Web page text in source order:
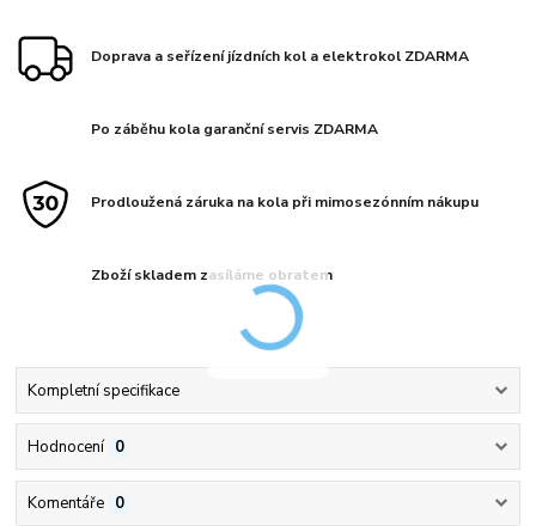
Doprava a seřízení jízdních kol a elektrokol ZDARMA
Po záběhu kola garanční servis ZDARMA
Prodloužená záruka na kola při mimosezónním nákupu
Zboží skladem zasíláme obratem
Kompletní specifikace
Hodnocení 0
Komentáře 0